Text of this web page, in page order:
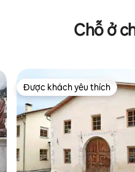
Chỗ ở
Được khách yêu thích
Được khách yêu thích